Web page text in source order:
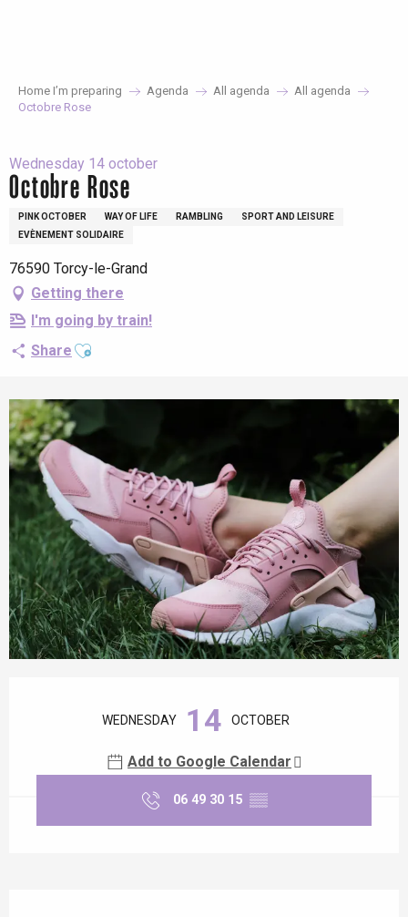
Home I’m preparing Agenda All agenda
All agenda
Octobre Rose
Wednesday 14 october
Octobre Rose
PINK OCTOBER WAY OF LIFE RAMBLING
SPORT AND LEISURE
EVÈNEMENT SOLIDAIRE
76590 Torcy-le-Grand
Getting there
I'm going by train!
Share Ajouter aux favoris
WEDNESDAY 14 OCTOBER
Add to Google Calendar
06 49 30 15 ▒▒